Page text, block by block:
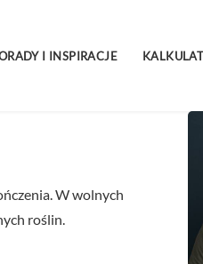
I INSPIRACJE
W wolnych
roślin.